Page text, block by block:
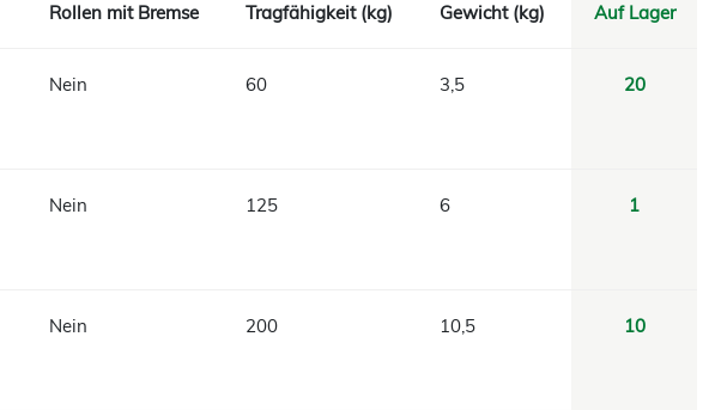
Rollen mit Bremse Tragfähigkeit (kg) Gewicht (kg) Auf Lager
Nein 60 3,5 20
Nein 125 6 1
Nein 200 10,5 10